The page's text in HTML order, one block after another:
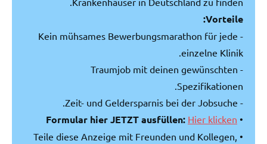
Vorteile:
- Kein mühsames Bewerbungsmarathon für jede
einzelne Klinik.
- Traumjob mit deinen gewünschten
Spezifikationen.
- Zeit- und Geldersparnis bei der Jobsuche.
•
Formular hier JETZT ausfüllen: Hier klicken
• Teile diese Anzeige mit Freunden und Kollegen,